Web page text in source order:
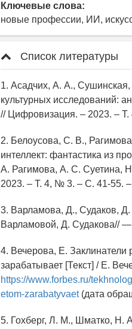
Ключевые слова:
новые профессии, ИИ,
Список литературы
1. Асадчих, А. А.,
культурных исследований:
// Цифровизация. – 2023. –
2. Белоусова, С. В.,
интеллект: фантастика из
А. Рагимова, А. С. Суетина,
2023. – Т. 4, № 3. – С. 41-55.
3. Варламова, Д., Судаков,
Варламовой, Д. Судакова// —
4. Вечерова, Е. Заклинатели
зарабатывает [Текст] / Е.
https://www.forbes.ru/
etom-zarabatyvaet(дата
5. Гохберг, Л. М., Шматко, Н.